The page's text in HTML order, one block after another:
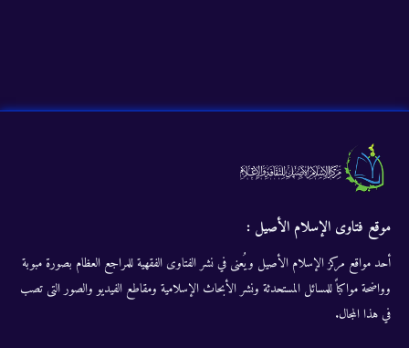
موقع فتاوى الإسلام الأصيل :
أحد مواقع مركز الإسلام الأصيل ويُعنى في نشر الفتاوى الفقهية للمراجع العظام بصورة مبوبة
وواضحة مواكباً للمسائل المستحدثة ونشر الأبحاث الإسلامية ومقاطع الفيديو والصور التى تصب
في هذا المجال.